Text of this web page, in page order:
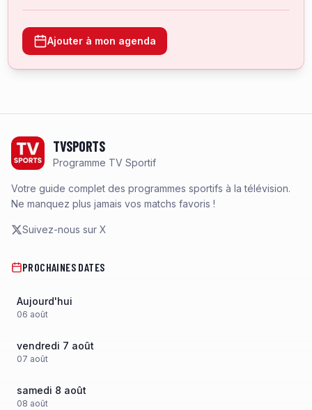
Ajouter à mon agenda
TVSPORTS
Programme TV Sportif
Votre guide complet des programmes sportifs à la télévision.
Ne manquez plus jamais vos matchs favoris !
Suivez-nous sur X
PROCHAINES DATES
Aujourd'hui
06 août
vendredi 7 août
07 août
samedi 8 août
08 août